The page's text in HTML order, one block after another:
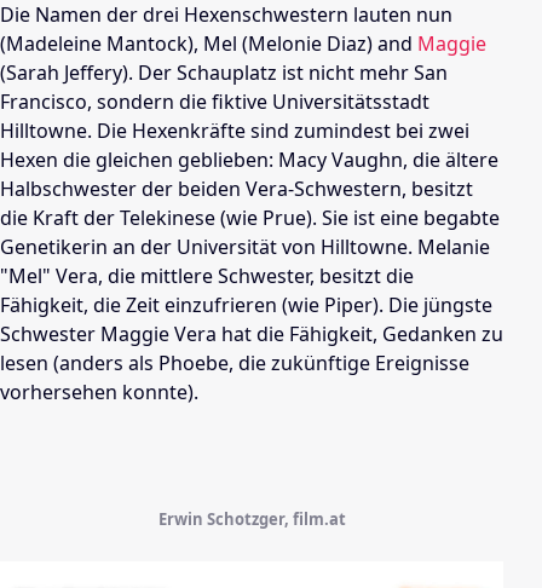
Die Namen der drei Hexenschwestern lauten nun
(Madeleine Mantock), Mel (Melonie Diaz) and Maggie
(Sarah Jeffery). Der Schauplatz ist nicht mehrSan
Francisco, sondern die fiktive Universitätsstadt
Hilltowne. Die Hexenkräfte sind zumindest bei zwei
Hexen die gleichen geblieben: Macy Vaughn, die ältere
Halbschwester der beiden Vera-Schwestern, besitzt
die Kraft der Telekinese (wie Prue). Sie ist eine begabte
Genetikerin an der Universität von Hilltowne. Melanie
"Mel" Vera, die mittlere Schwester, besitzt die
Fähigkeit, die Zeit einzufrieren (wie Piper). Die jüngste
Schwester Maggie Vera hat die Fähigkeit, Gedanken zu
lesen (anders als Phoebe, die zukünftige Ereignisse
vorhersehen konnte).
Erwin Schotzger, film.at